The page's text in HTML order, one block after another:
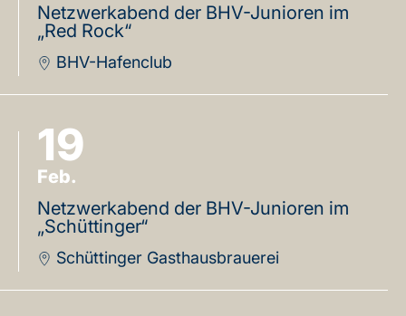
Netzwerkabend der BHV-Junioren im
„Red Rock“
BHV-Hafenclub
19
Feb.
Netzwerkabend der BHV-Junioren im
„Schüttinger“
Schüttinger Gasthausbrauerei